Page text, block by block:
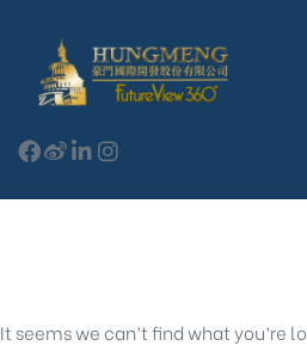
It seems we can’t find what you’re